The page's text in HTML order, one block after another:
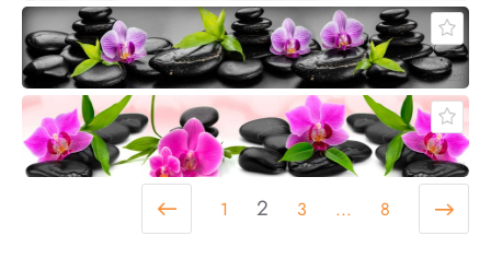
1 2 3 ... 8